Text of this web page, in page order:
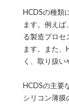
HCDSの種類
ます。例え
る製造プロセ
ます。また
く、取り扱い
HCDSの主要
シリコン薄膜